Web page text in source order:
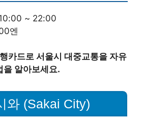
~ 22:00
엔
카드로 서울시 대중교통을 자유
을 알아보세요.
와 (Sakai City)